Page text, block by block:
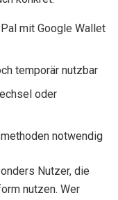
mit Google Wallet
temporär nutzbar
oder
notwendig
Nutzer, die
nutzen. Wer